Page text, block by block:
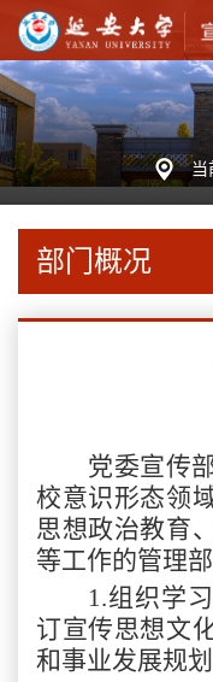
当
部门概况
党委宣传
校意识形态领
思想政治教育
等工作的管理
1.组织学
订宣传思想文
和事业发展规划